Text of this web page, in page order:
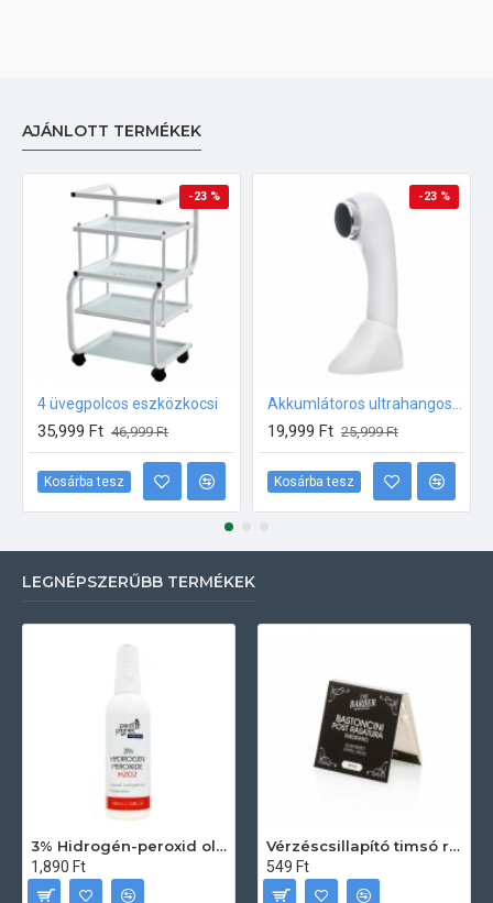
AJÁNLOTT TERMÉKEK
-23 %
4 üvegpolcos eszközkocsi
35,999 Ft 46,999 Ft
Kosárba tesz
-23 %
19,999 Ft 25,999 Ft
Kosárba tesz
LEGNÉPSZERŰBB TERMÉKEK
3% Hidrogén-peroxid oldat (sebfertőtlenítő) 100ml
1,890 Ft
Vérzéscsillapító timsó rúd 20db
549 Ft